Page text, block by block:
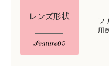
レンズ形状
フ
用